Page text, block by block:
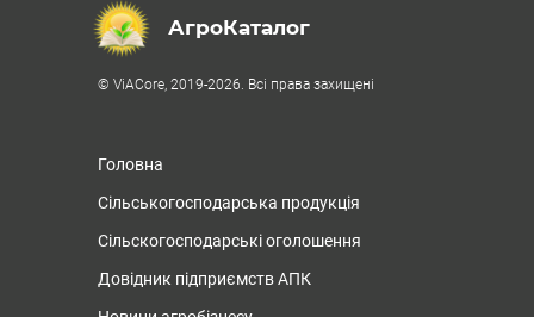
АгроКаталог
© ViACore, 2019-2026. Всі права захищені
Головна
Сільськогосподарська продукція
Сільскогосподарські оголошення
Довідник підприємств АПК